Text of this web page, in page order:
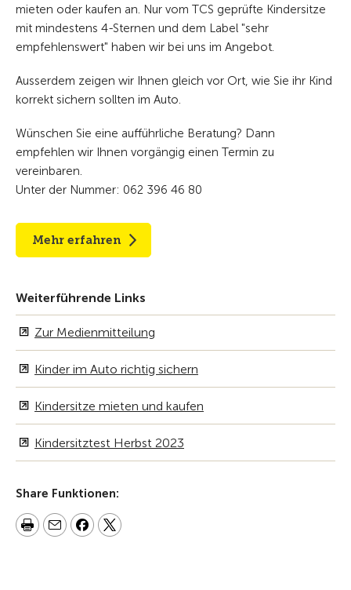
mieten oder kaufen an. Nur vom TCS geprüfte Kindersitze
mit mindestens 4-Sternen und dem Label "sehr
empfehlenswert" haben wir bei uns im Angebot.
Ausserdem zeigen wir Ihnen gleich vor Ort, wie Sie ihr Kind
korrekt sichern sollten im Auto.
Wünschen Sie eine aufführliche Beratung? Dann
empfehlen wir Ihnen vorgängig einen Termin zu
vereinbaren.
Unter der Nummer: 062 396 46 80
Mehr erfahren
Weiterführende Links
Zur Medienmitteilung
Kinder im Auto richtig sichern
Kindersitze mieten und kaufen
Kindersitztest Herbst 2023
Share Funktionen: